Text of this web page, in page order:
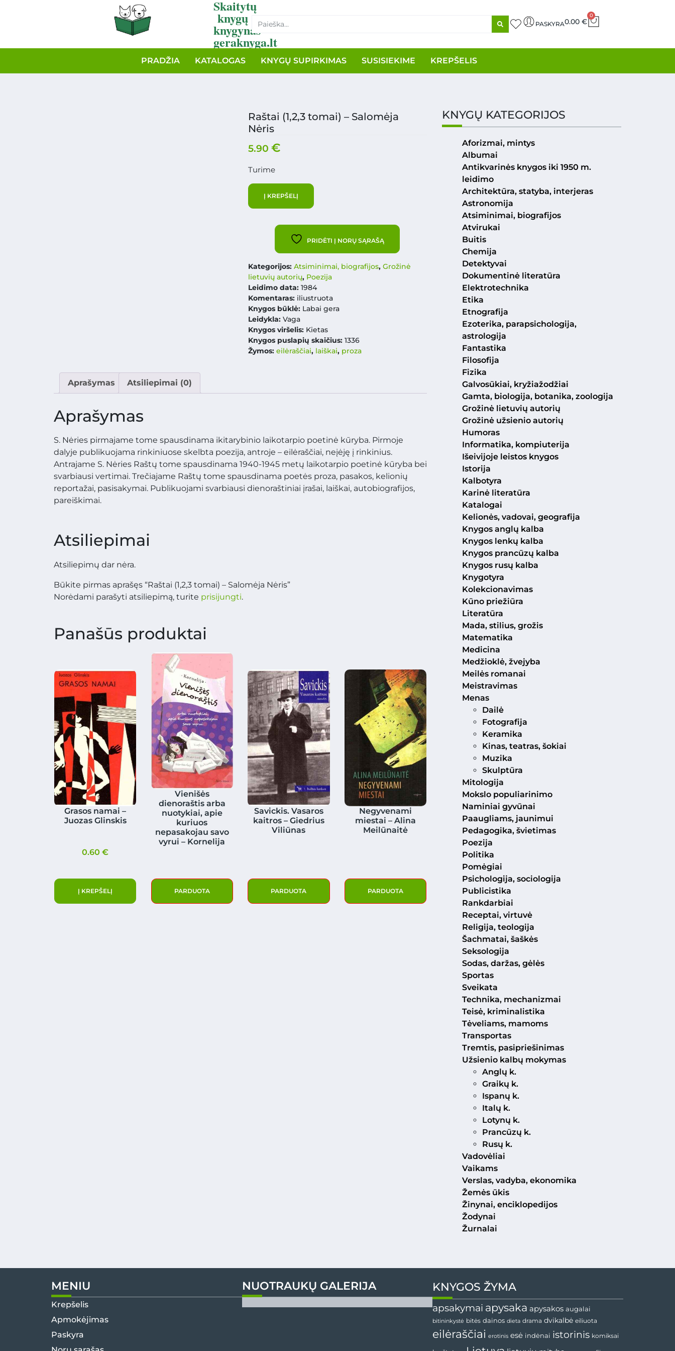
Skaitytų
knygų
knygynas
geraknyga.lt
PASKYRA0.00 €
0
PRADŽIA KATALOGAS KNYGŲ SUPIRKIMAS SUSISIEKIME KREPŠELIS
Raštai (1,2,3 tomai) – Salomėja
Nėris
5.90 €
Turime
Į KREPŠELĮ
PRIDĖTI Į NORŲ SĄRAŠĄ
Kategorijos: Atsiminimai, biografijos, Grožinė
lietuvių autorių, Poezija
Leidimo data:1984
Komentaras: iliustruota
Knygos būklė: Labai gera
Leidykla:Vaga
Knygos viršelis: Kietas
Knygos puslapių skaičius: 1336
Žymos: eilėraščiai, laiškai, proza
Aprašymas Atsiliepimai (0)
Aprašymas
S. Nėries pirmajame tome spausdinama ikitarybinio laikotarpio poetinė kūryba. Pirmoje
dalyje publikuojama rinkiniuose skelbta poezija, antroje – eilėraščiai, neįėję į rinkinius.
Antrajame S. Nėries Raštų tome spausdinama 1940-1945 metų laikotarpio poetinė kūryba bei
svarbiausi vertimai. Trečiajame Raštų tome spausdinama poetės proza, pasakos, kelionių
reportažai, pasisakymai. Publikuojami svarbiausi dienoraštiniai įrašai, laiškai, autobiografijos,
pareiškimai.
Atsiliepimai
Atsiliepimų dar nėra.
Būkite pirmas aprašęs “Raštai (1,2,3 tomai) – Salomėja Nėris”
Norėdami parašyti atsiliepimą, turite prisijungti.
Panašūs produktai
Grasos namai –
Juozas Glinskis
0.60€
Į KREPŠELĮ
Vienišės
dienoraštis arba
nuotykiai, apie
kuriuos
nepasakojau savo
vyrui – Kornelija
PARDUOTA
Savickis. Vasaros
kaitros – Giedrius
Viliūnas
PARDUOTA
Negyvenami
miestai – Alina
Meilūnaitė
PARDUOTA
KNYGŲ KATEGORIJOS
Aforizmai, mintys
Albumai
Antikvarinės knygos iki 1950 m.
leidimo
Architektūra, statyba, interjeras
Astronomija
Atsiminimai, biografijos
Atvirukai
Buitis
Chemija
Detektyvai
Dokumentinė literatūra
Elektrotechnika
Etika
Etnografija
Ezoterika, parapsichologija,
astrologija
Fantastika
Filosofija
Fizika
Galvosūkiai, kryžiažodžiai
Gamta, biologija, botanika, zoologija
Grožinė lietuvių autorių
Grožinė užsienio autorių
Humoras
Informatika, kompiuterija
Išeivijoje leistos knygos
Istorija
Kalbotyra
Karinė literatūra
Katalogai
Kelionės, vadovai, geografija
Knygos anglų kalba
Knygos lenkų kalba
Knygos prancūzų kalba
Knygos rusų kalba
Knygotyra
Kolekcionavimas
Kūno priežiūra
Literatūra
Mada, stilius, grožis
Matematika
Medicina
Medžioklė, žvejyba
Meilės romanai
Meistravimas
Menas
Dailė
Fotografija
Keramika
Kinas, teatras, šokiai
Muzika
Skulptūra
Mitologija
Mokslo populiarinimo
Naminiai gyvūnai
Paaugliams, jaunimui
Pedagogika, švietimas
Poezija
Politika
Pomėgiai
Psichologija, sociologija
Publicistika
Rankdarbiai
Receptai, virtuvė
Religija, teologija
Šachmatai, šaškės
Seksologija
Sodas, daržas, gėlės
Sportas
Sveikata
Technika, mechanizmai
Teisė, kriminalistika
Tėveliams, mamoms
Transportas
Tremtis, pasipriešinimas
Užsienio kalbų mokymas
Anglų k.
Graikų k.
Ispanų k.
Italų k.
Lotynų k.
Prancūzų k.
Rusų k.
Vadovėliai
Vaikams
Verslas, vadyba, ekonomika
Žemės ūkis
Žinynai, enciklopedijos
Žodynai
Žurnalai
MENIU
Krepšelis
Apmokėjimas
Paskyra
NUOTRAUKŲ GALERIJA KNYGOS ŽYMA
apsakymai apysaka apysakos augalai
bitininkystė bitės dainos dieta drama dvikalbė eiliuota
eilėraščiai erotinis esė indėnai istorinis komiksai